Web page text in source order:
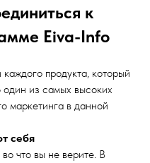
к
Eiva-Info
продукта, который
из самых высоких
маркетинга в данной
себя
что вы не верите. В